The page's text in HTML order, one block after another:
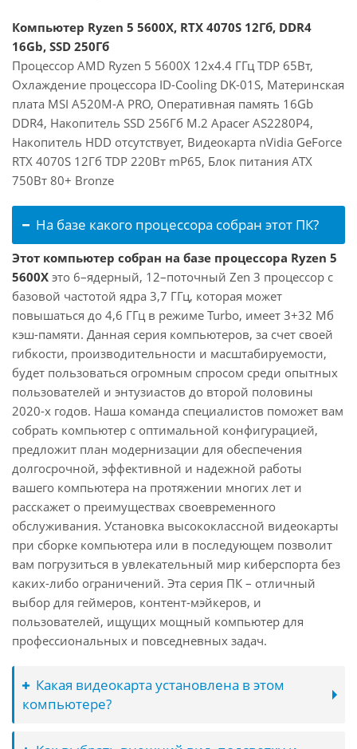
Компьютер Ryzen 5 5600X, RTX 4070S 12Гб, DDR4
16Gb, SSD 250Гб
Процессор AMD Ryzen 5 5600X 12x4.4 ГГц TDP 65Вт,
Охлаждение процессора ID-Cooling DK-01S, Материнская
плата MSI A520M-A PRO, Оперативная память 16Gb
DDR4, Накопитель SSD 256Гб M.2 Apacer AS2280P4,
Накопитель HDD отсутствует, Видеокарта nVidia GeForce
RTX 4070S 12Гб TDP 220Вт mP65, Блок питания ATX
750Вт 80+ Bronze
На базе какого процессора собран этот ПК?
Этот компьютер собран на базе процессора Ryzen 5
5600X это 6–ядерный, 12–поточный Zen 3 процессор с
базовой частотой ядра 3,7 ГГц, которая может
повышаться до 4,6 ГГц в режиме Turbo, имеет 3+32 Мб
кэш-памяти. Данная серия компьютеров, за счет своей
гибкости, производительности и масштабируемости,
будет пользоваться огромным спросом среди опытных
пользователей и энтузиастов до второй половины
2020-х годов. Наша команда специалистов поможет вам
собрать компьютер с оптимальной конфигурацией,
предложит план модернизации для обеспечения
долгосрочной, эффективной и надежной работы
вашего компьютера на протяжении многих лет и
расскажет о преимуществах своевременного
обслуживания. Установка высококлассной видеокарты
при сборке компьютера или в последующем позволит
вам погрузиться в увлекательный мир киберспорта без
каких-либо ограничений. Эта серия ПК – отличный
выбор для геймеров, контент-мэйкеров, и
пользователей, ищущих мощный компьютер для
профессиональных и повседневных задач.
Какая видеокарта установлена в этом
компьютере?